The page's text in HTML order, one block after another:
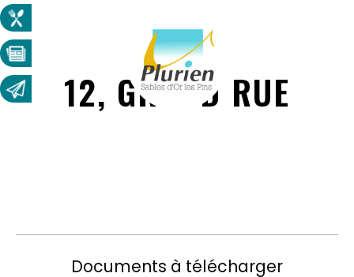
12, GRAND RUE
Documents à télécharger